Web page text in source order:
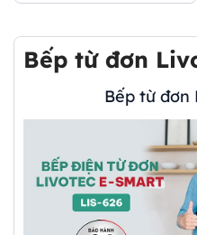
Bếp từ đơn
Bếp từ đơn